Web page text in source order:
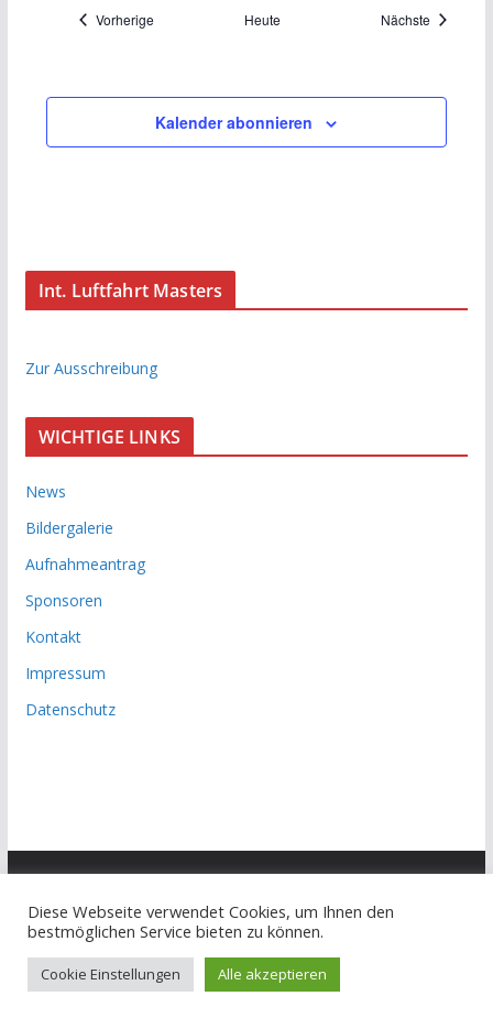
Vorherige VeranstaltungenHeute Nächste
Kalender abonnieren
Int. Luftfahrt Masters
Zur Ausschreibung
WICHTIGE LINKS
News
Bildergalerie
Aufnahmeantrag
Sponsoren
Kontakt
Impressum
Datenschutz
Copyright © 2026SV Luftfahrt Berlin e.V. Abt. Judo
Rechte vorbehalten.
Theme:ColorMag
von ThemeGrill. Präsentiert von
WordPress.
Diese Webseite verwendet Cookies, um Ihnen den
bestmöglichen Service bieten zu können.
Cookie Einstellungen Alle akzeptieren